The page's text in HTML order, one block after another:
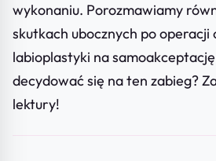
wykonaniu. Porozmawiamy
skutkach ubocznych po operacji
labioplastyki na
decydować się na ten zabieg?
lektury!